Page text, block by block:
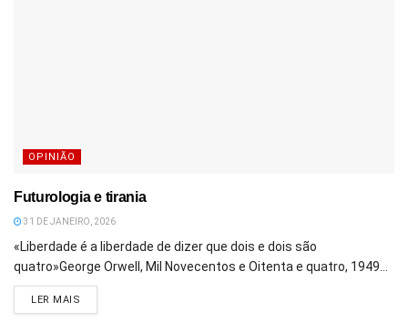
OPINIÃO
Futurologia e tirania
31 DE JANEIRO, 2026
«Liberdade é a liberdade de dizer que dois e dois são
quatro»George Orwell, Mil Novecentos e Oitenta e quatro, 1949...
LER MAIS